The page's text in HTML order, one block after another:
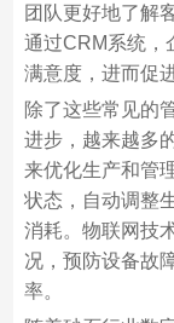
团队更好地了解
通过CRM系统，
满意度，进而促
除了这些常见的
进步，越来越多
来优化生产和管
状态，自动调整
消耗。物联网技
况，预防设备故
率。